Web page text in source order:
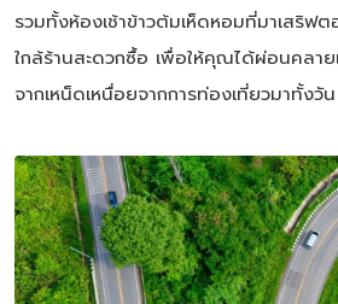
รวมทั้งห้องเช้าข้าวต้มเห็ดหอมที่มาเสริฟ
ใกล้ร้านสะดวกซื้อ เพื่อให้คุณได้ผ่อนคลาย
จากเหน็ดเหนื่อยจากการท่องเที่ยวมาทั้งวัน